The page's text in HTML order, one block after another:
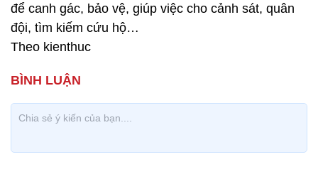
để canh gác, bảo vệ, giúp việc cho cảnh sát, quân
đội, tìm kiếm cứu hộ…
Theo kienthuc